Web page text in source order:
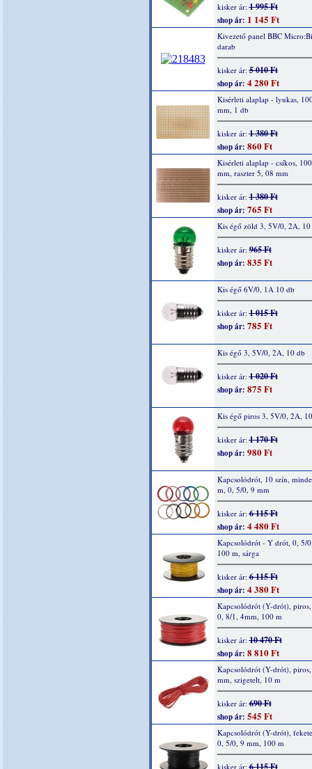
kisker ár:1 995 Ft
shop ár: 1 145 Ft
Kivezető panel BBC
darab
kisker ár:5 010 Ft
shop ár: 4 280 Ft
Kisérleti alaplap - lyukas,
mm, 1 db
kisker ár:1 380 Ft
shop ár: 860 Ft
Kisérleti alaplap - csíkos,
mm, raszter 5, 08 mm
kisker ár:1 380 Ft
shop ár: 765 Ft
Kis égő zöld 3, 5V/0, 2A, 10
kisker ár:965 Ft
shop ár: 835 Ft
Kis égő 6V/0, 1A 10 db
kisker ár:1 015 Ft
shop ár: 785 Ft
Kis égő 3, 5V/0, 2A, 10 db
kisker ár:1 020 Ft
shop ár: 875 Ft
Kis égő piros 3, 5V/0, 2A,
kisker ár:1 170 Ft
shop ár: 980 Ft
Kapcsolódrót, 10 szín,
m, 0, 5/0, 9 mm
kisker ár:6 115 Ft
shop ár: 4 480 Ft
Kapcsolódrót - Y drót, 0, 5/
100 m, sárga
kisker ár:6 115 Ft
shop ár: 4 380 Ft
Kapcsolódrót (Y-drót), piros,
0, 8/1, 4mm, 100 m
kisker ár:10 470 Ft
shop ár: 8 810 Ft
Kapcsolódrót (Y-drót),
mm, szigetelt, 10 m
kisker ár:690 Ft
shop ár: 545 Ft
Kapcsolódrót (Y-drót),
0, 5/0, 9 mm, 100 m
kisker ár:6 115 Ft